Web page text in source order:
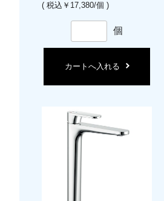
( 税込￥17,380/個 )
個
カートへ入れる